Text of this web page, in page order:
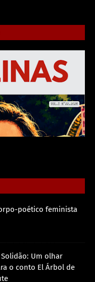
poético feminista
Um olhar
o conto El Árbol de